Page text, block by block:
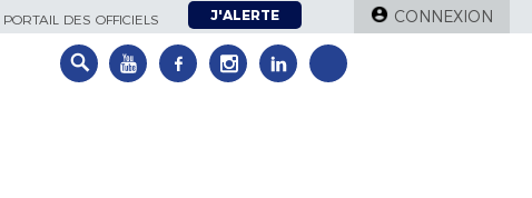
PORTAIL DES OFFICIELS J'ALERTE CONNEXION